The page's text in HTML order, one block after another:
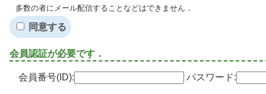
多数の者にメール配信することなどはできません．
同意する
会員認証が必要です．
会員番号(ID): パスワード: